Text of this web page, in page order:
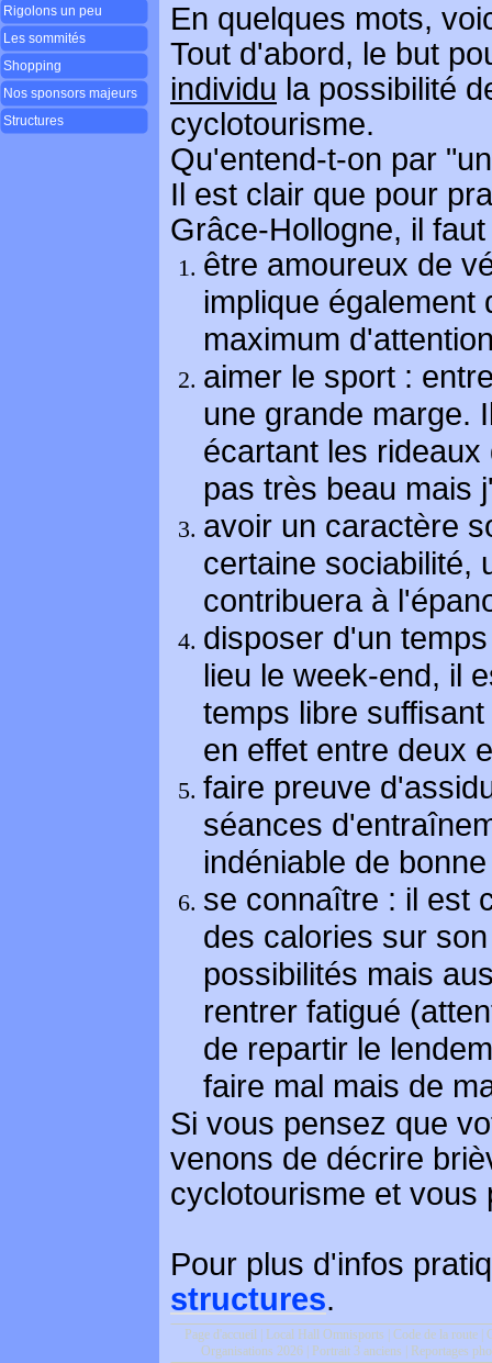
Rigolons un peu
Les sommités
Shopping
Nos sponsors majeurs
Structures
En quelques mots,
Tout d'abord, le but
individu la possibilité
cyclotourisme.
Qu'entend-t-on par
Il est clair que pour
Grâce-Hollogne, il
être amoureux de
implique également
maximum
aimer le sport :
une grande marge.
écartant les
pas très beau mais
avoir un caractère
certaine sociabilité,
contribuera à
disposer d'un
lieu le week-end, il
temps libre
en effet entre deux
faire preuve
séances
indéniable de
se connaître : il est
des calories sur
possibilités mais
rentrer fatigué
de repartir le
faire mal mais de
Si vous pensez que
venons de décrire
cyclotourisme et vous
Pour plus d'infos
structures.
Page d'accueil Local Hall Omnisports Code de la route
Organisations 2026
Portrait 3 anciens Reportages